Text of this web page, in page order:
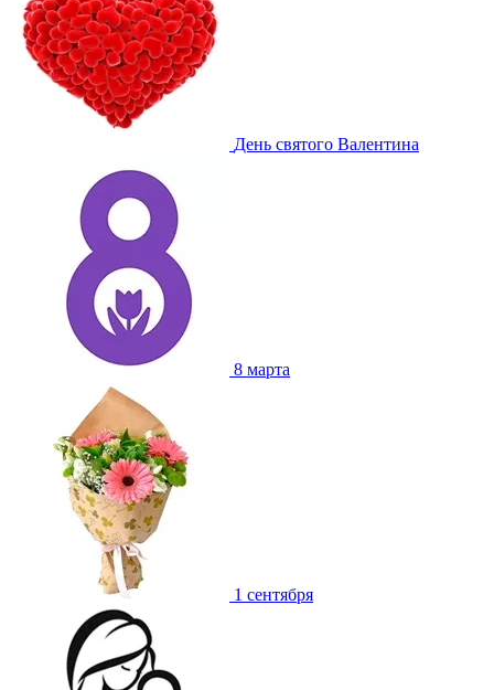
День святого Валентина
8 марта
1 сентября